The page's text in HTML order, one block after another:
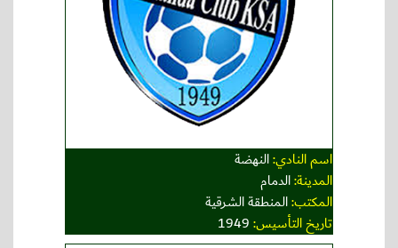
اسم النادي:النهضة
المدينة:الدمام
المكتب:المنطقة الشرقية
تاريخ التأسيس:1949